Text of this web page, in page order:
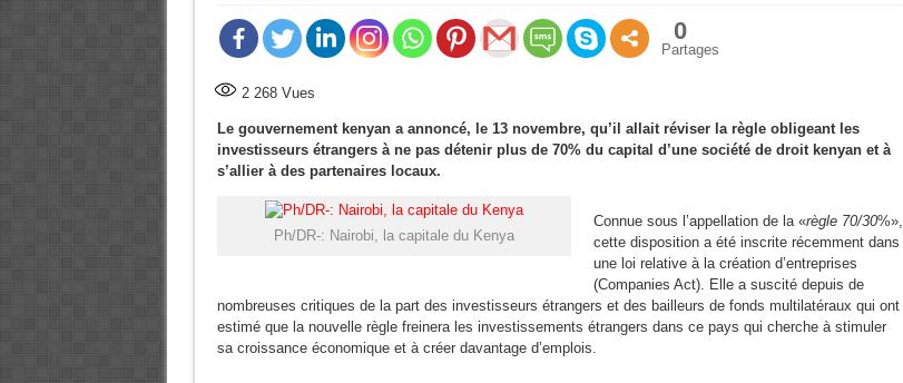
0
Partages
2 268Vues
Le gouvernement kenyan a annoncé, le 13 novembre, qu’il allait réviser la règle obligeant les
investisseurs étrangers à ne pas détenir plus de 70% du capital d’une société de droit kenyan et à
s’allier à des partenaires locaux.
Ph/DR-: Nairobi, la capitale du Kenya
Connue sous l’appellation de la «règle 70/30%»,
cette disposition a été inscrite récemment dans
une loi relative à la création d’entreprises
(Companies Act). Elle a suscité depuis de
nombreuses critiques de la part des investisseurs étrangers et des bailleurs de fonds multilatéraux qui ont
estimé que la nouvelle règle freinera les investissements étrangers dans ce pays qui cherche à stimuler
sa croissance économique et à créer davantage d’emplois.